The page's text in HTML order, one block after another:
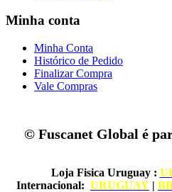
Minha conta
Minha Conta
Histórico de Pedido
Finalizar Compra
Vale Compras
© Fuscanet Global é
Loja Fisica Uruguay:
Internacional: URUGUAY |